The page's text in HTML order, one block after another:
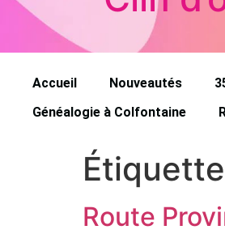
Accueil Nouveautés
Généalogie à Colfontaine
Route